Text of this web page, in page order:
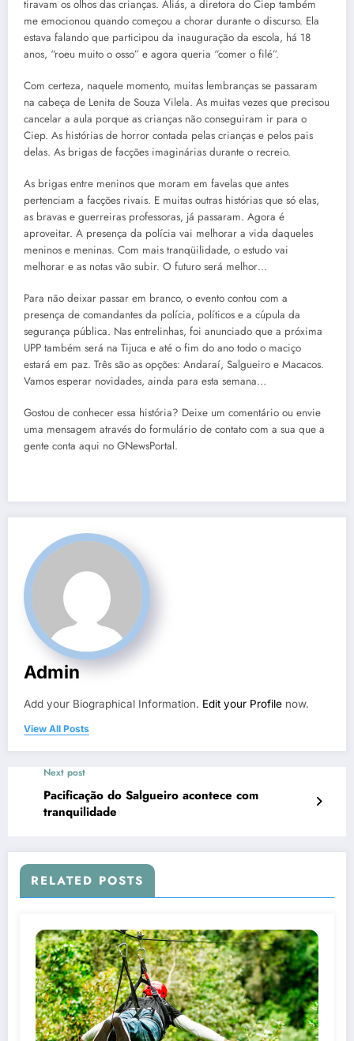
tiravam os olhos das crianças. Aliás, a diretora do Ciep também
me emocionou quando começou a chorar durante o discurso. Ela
estava falando que participou da inauguração da escola, há 18
anos, “roeu muito o osso” e agora queria “comer o filé”.
Com certeza, naquele momento, muitas lembranças se passaram
na cabeça de Lenita de Souza Vilela. As muitas vezes que precisou
cancelar a aula porque as crianças não conseguiram ir para o
Ciep. As histórias de horror contada pelas crianças e pelos pais
delas. As brigas de facções imaginárias durante o recreio.
As brigas entre meninos que moram em favelas que antes
pertenciam a facções rivais. E muitas outras histórias que só elas,
as bravas e guerreiras professoras, já passaram. Agora é
aproveitar. A presença da polícia vai melhorar a vida daqueles
meninos e meninas. Com mais tranqüilidade, o estudo vai
melhorar e as notas vão subir. O futuro será melhor…
Para não deixar passar em branco, o evento contou com a
presença de comandantes da polícia, políticos e a cúpula da
segurança pública. Nas entrelinhas, foi anunciado que a próxima
UPP também será na Tijuca e até o fim do ano todo o maciço
estará em paz. Três são as opções: Andaraí, Salgueiro e Macacos.
Vamos esperar novidades, ainda para esta semana…
Gostou de conhecer essa história? Deixe um comentário ou envie
uma mensagem através do formulário de contato com a sua que a
gente conta aqui no GNewsPortal.
Admin
Add your Biographical Information. Edit your Profile now.
View All Posts
Next post
Pacificação do Salgueiro acontece com
tranquilidade
RELATED POSTS